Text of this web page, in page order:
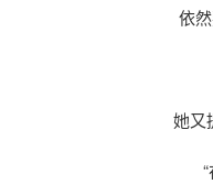
依
她又